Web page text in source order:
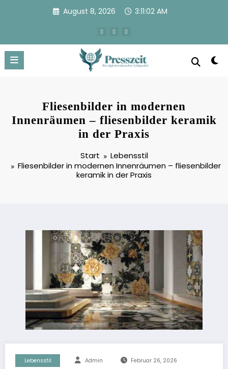
August 8, 2026 3:11:03 AM
Fliesenbilder in modernen
Innenräumen – fliesenbilder keramik
in der Praxis
Start
Lebensstil
Fliesenbilder in modernen Innenräumen – fliesenbilder
keramik in der Praxis
Lebensstil Admin Februar 26, 2026